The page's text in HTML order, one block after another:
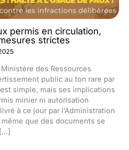
permis en circulation,
strictes
des Ressources
public au ton rare par
simple, mais ses implications
minier ni autorisation
à ce jour par l’Administration
que des documents se